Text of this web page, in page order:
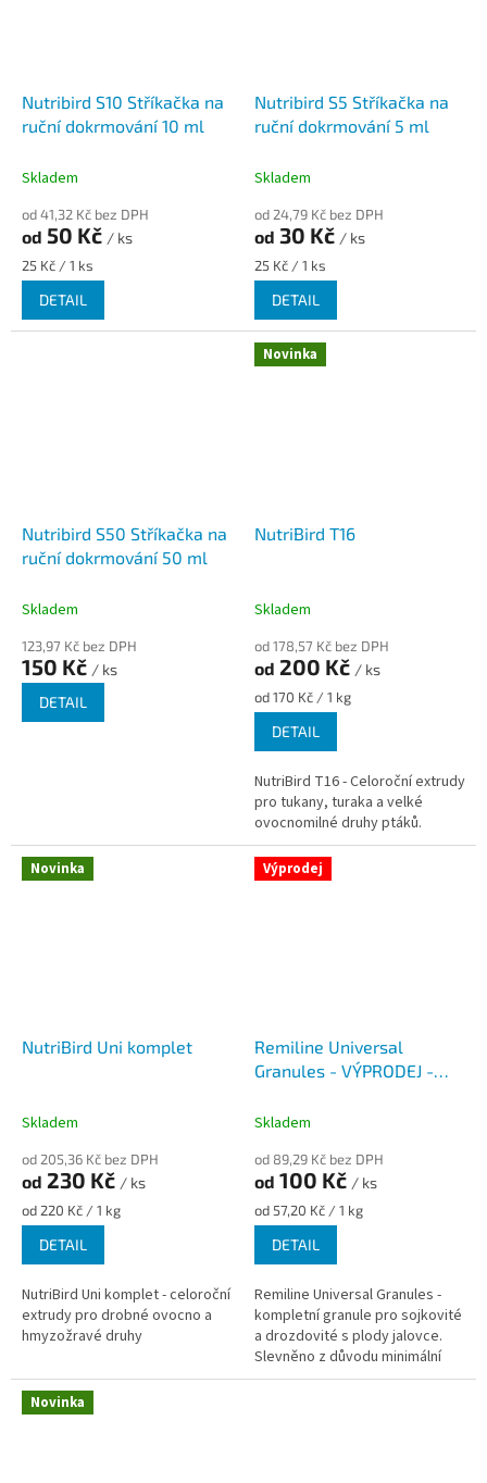
Nutribird S10 Stříkačka na
ruční dokrmování 10 ml
Skladem
od 41,32 Kč bez DPH
od 50 Kč / ks
Měrná
cena:
25 Kč / 1 ks
DETAIL
Nutribird S5 Stříkačka na
ruční dokrmování 5 ml
Skladem
od 24,79 Kč bez DPH
od 30 Kč / ks
Měrná
cena:
25 Kč / 1 ks
DETAIL
Nutribird S50 Stříkačka na
ruční dokrmování 50 ml
Skladem
123,97 Kč bez DPH
150 Kč / ks
DETAIL
Novinka
NutriBird T16
Skladem
od 178,57 Kč bez DPH
od 200 Kč / ks
Měrná
cena:
od 170 Kč / 1 kg
DETAIL
NutriBird T16 - Celoroční extrudy
pro tukany, turaka a velké
ovocnomilné druhy ptáků.
Novinka
NutriBird Uni komplet
Skladem
od 205,36 Kč bez DPH
od 230 Kč / ks
Měrná
cena:
od 220 Kč / 1 kg
DETAIL
NutriBird Uni komplet - celoroční
extrudy pro drobné ovocno a
hmyzožravé druhy
Výprodej
Remiline Universal
Granules - VÝPRODEJ -
28.3.2026
Skladem
od 89,29 Kč bez DPH
od 100 Kč / ks
Měrná
cena:
od 57,20 Kč / 1 kg
DETAIL
Remiline Universal Granules -
kompletní granule pro sojkovité
a drozdovité s plody jalovce.
Slevněno z důvodu minimální
trvanlivosti (best before)
Novinka